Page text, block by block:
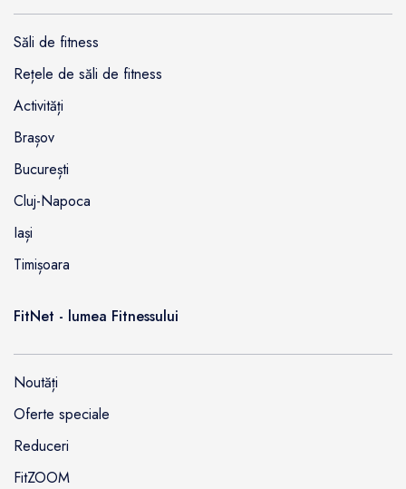
Săli de fitness
Rețele de săli de fitness
Activități
Brașov
București
Cluj-Napoca
Iași
Timișoara
FitNet - lumea Fitnessului
Noutăți
Oferte speciale
Reduceri
FitZOOM